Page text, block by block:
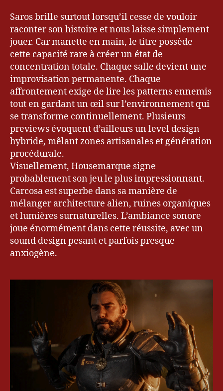
Saros brille surtout lorsqu’il cesse de vouloir
raconter son histoire et nous laisse simplement
jouer. Car manette en main, le titre possède
cette capacité rare à créer un état de
concentration totale. Chaque salle devient une
improvisation permanente. Chaque
affrontement exige de lire les patterns ennemis
tout en gardant un œil sur l’environnement qui
se transforme continuellement. Plusieurs
previews évoquent d’ailleurs un level design
hybride, mêlant zones artisanales et génération
procédurale.
Visuellement, Housemarque signe
probablement son jeu le plus impressionnant.
Carcosa est superbe dans sa manière de
mélanger architecture alien, ruines organiques
et lumières surnaturelles. L’ambiance sonore
joue énormément dans cette réussite, avec un
sound design pesant et parfois presque
anxiogène.